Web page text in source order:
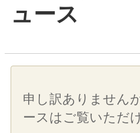
ュース
申し訳ありません
ースはご覧いただ